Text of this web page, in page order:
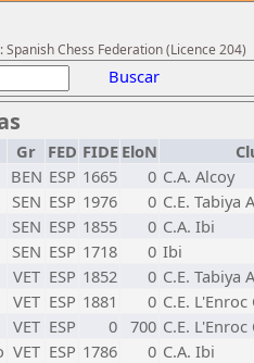
Chess Federation (Licence 204)
Buscar
Gr FED FIDE EloN
BEN ESP 1665 0 C.A. Alcoy
SEN ESP 1976 0 C.E. Tabiya
SEN ESP 1855 0 C.A. Ibi
SEN ESP 1718 0 Ibi
VET ESP 1852 0 C.E. Tabiya
VET ESP 1881 0 C.E.
VET ESP 0 700 C.E.
VET ESP 1786 0 C.A. Ibi